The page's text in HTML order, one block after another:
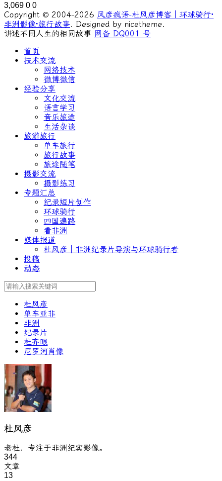
3,069 0 0
Copyright © 2004-2026 风彦疯语-杜风彦博客｜环球骑行·
非洲影像·旅行故事. Designed by nicetheme.
讲述不同人生的相同故事 网备 DQ001 号
首页
技术交流
网络技术
微博微信
经验分享
文化交流
语言学习
音乐旅途
生活杂谈
旅游旅行
单车旅行
旅行故事
旅途随笔
摄影交流
摄影练习
专题汇总
纪录短片创作
环球骑行
四国遍路
看非洲
媒体报道
杜风彦｜非洲纪录片导演与环球骑行者
投稿
动态
杜风彦
单车亚非
非洲
纪录片
杜齐眼
尼罗河肖像
杜风彦
老杜，专注于非洲纪实影像。
344
文章
13